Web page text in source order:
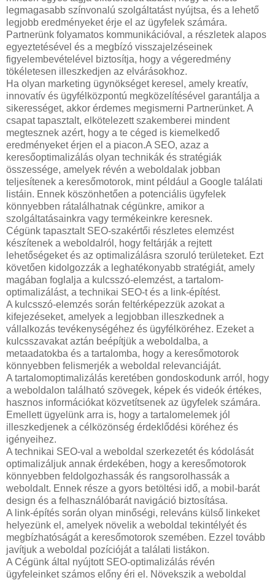
legmagasabb színvonalú szolgáltatást nyújtsa, és a lehető
legjobb eredményeket érje el az ügyfelek számára.
Partnerünk folyamatos kommunikációval, a részletek alapos
egyeztetésével és a megbízó visszajelzéseinek
figyelembevételével biztosítja, hogy a végeredmény
tökéletesen illeszkedjen az elvárásokhoz.
Ha olyan marketing ügynökséget keresel, amely kreatív,
innovatív és ügyfélközpontú megközelítésével garantálja a
sikerességet, akkor érdemes megismerni Partnerünket. A
csapat tapasztalt, elkötelezett szakemberei mindent
megtesznek azért, hogy a te céged is kiemelkedő
eredményeket érjen el a piacon.A SEO, azaz a
keresőoptimalizálás olyan technikák és stratégiák
összessége, amelyek révén a weboldalak jobban
teljesítenek a keresőmotorok, mint például a Google találati
listáin. Ennek köszönhetően a potenciális ügyfelek
könnyebben rátalálhatnak cégünkre, amikor a
szolgáltatásainkra vagy termékeinkre keresnek.
Cégünk tapasztalt SEO-szakértői részletes elemzést
készítenek a weboldalról, hogy feltárják a rejtett
lehetőségeket és az optimalizálásra szoruló területeket. Ezt
követően kidolgozzák a leghatékonyabb stratégiát, amely
magában foglalja a kulcsszó-elemzést, a tartalom-
optimalizálást, a technikai SEO-t és a link-építést.
A kulcsszó-elemzés során feltérképezzük azokat a
kifejezéseket, amelyek a legjobban illeszkednek a
vállalkozás tevékenységéhez és ügyfélköréhez. Ezeket a
kulcsszavakat aztán beépítjük a weboldalba, a
metaadatokba és a tartalomba, hogy a keresőmotorok
könnyebben felismerjék a weboldal relevanciáját.
A tartalomoptimalizálás keretében gondoskodunk arról, hogy
a weboldalon található szövegek, képek és videók értékes,
hasznos információkat közvetítsenek az ügyfelek számára.
Emellett ügyelünk arra is, hogy a tartalomelemek jól
illeszkedjenek a célközönség érdeklődési köréhez és
igényeihez.
A technikai SEO-val a weboldal szerkezetét és kódolását
optimalizáljuk annak érdekében, hogy a keresőmotorok
könnyebben feldolgozhassák és rangsorolhassák a
weboldalt. Ennek része a gyors betöltési idő, a mobil-barát
design és a felhasználóbarát navigáció biztosítása.
A link-építés során olyan minőségi, releváns külső linkeket
helyezünk el, amelyek növelik a weboldal tekintélyét és
megbízhatóságát a keresőmotorok szemében. Ezzel tovább
javítjuk a weboldal pozícióját a találati listákon.
A Cégünk által nyújtott SEO-optimalizálás révén
ügyfeleinket számos előny éri el. Növekszik a weboldal